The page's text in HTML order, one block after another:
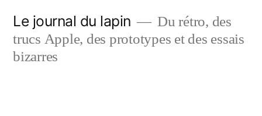
contenu
Le journal du lapin
Du rétro, des
trucs Apple, des prototypes et des essais
bizarres